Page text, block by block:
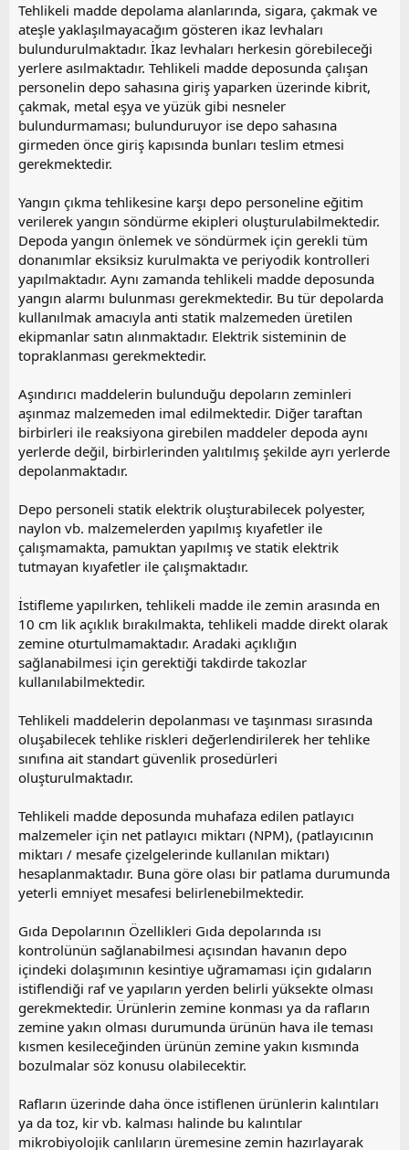
Tehlikeli madde depolama alanlarında, sigara, çakmak ve
ateşle yaklaşılmayacağım gösteren ikaz levhaları
bulundurulmaktadır. İkaz levhaları herkesin görebileceği
yerlere asılmaktadır. Tehlikeli madde deposunda çalışan
personelin depo sahasına giriş yaparken üzerinde kibrit,
çakmak, metal eşya ve yüzük gibi nesneler
bulundurmaması; bulunduruyor ise depo sahasına
girmeden önce giriş kapısında bunları teslim etmesi
gerekmektedir.
Yangın çıkma tehlikesine karşı depo personeline eğitim
verilerek yangın söndürme ekipleri oluşturulabilmektedir.
Depoda yangın önlemek ve söndürmek için gerekli tüm
donanımlar eksiksiz kurulmakta ve periyodik kontrolleri
yapılmaktadır. Aynı zamanda tehlikeli madde deposunda
yangın alarmı bulunması gerekmektedir. Bu tür depolarda
kullanılmak amacıyla anti statik malzemeden üretilen
ekipmanlar satın alınmaktadır. Elektrik sisteminin de
topraklanması gerekmektedir.
Aşındırıcı maddelerin bulunduğu depoların zeminleri
aşınmaz malzemeden imal edilmektedir. Diğer taraftan
birbirleri ile reaksiyona girebilen maddeler depoda aynı
yerlerde değil, birbirlerinden yalıtılmış şekilde ayrı yerlerde
depolanmaktadır.
Depo personeli statik elektrik oluşturabilecek polyester,
naylon vb. malzemelerden yapılmış kıyafetler ile
çalışmamakta, pamuktan yapılmış ve statik elektrik
tutmayan kıyafetler ile çalışmaktadır.
İstifleme yapılırken, tehlikeli madde ile zemin arasında en
10 cm lik açıklık bırakılmakta, tehlikeli madde direkt olarak
zemine oturtulmamaktadır. Aradaki açıklığın
sağlanabilmesi için gerektiği takdirde takozlar
kullanılabilmektedir.
Tehlikeli maddelerin depolanması ve taşınması sırasında
oluşabilecek tehlike riskleri değerlendirilerek her tehlike
sınıfına ait standart güvenlik prosedürleri
oluşturulmaktadır.
Tehlikeli madde deposunda muhafaza edilen patlayıcı
malzemeler için net patlayıcı miktarı (NPM), (patlayıcının
miktarı / mesafe çizelgelerinde kullanılan miktarı)
hesaplanmaktadır. Buna göre olası bir patlama durumunda
yeterli emniyet mesafesi belirlenebilmektedir.
Gıda Depolarının Özellikleri Gıda depolarında ısı
kontrolünün sağlanabilmesi açısından havanın depo
içindeki dolaşımının kesintiye uğramaması için gıdaların
istiflendiği raf ve yapıların yerden belirli yüksekte olması
gerekmektedir. Ürünlerin zemine konması ya da rafların
zemine yakın olması durumunda ürünün hava ile teması
kısmen kesileceğinden ürünün zemine yakın kısmında
bozulmalar söz konusu olabilecektir.
Rafların üzerinde daha önce istiflenen ürünlerin kalıntıları
ya da toz, kir vb. kalması halinde bu kalıntılar
mikrobiyolojik canlıların üremesine zemin hazırlayarak